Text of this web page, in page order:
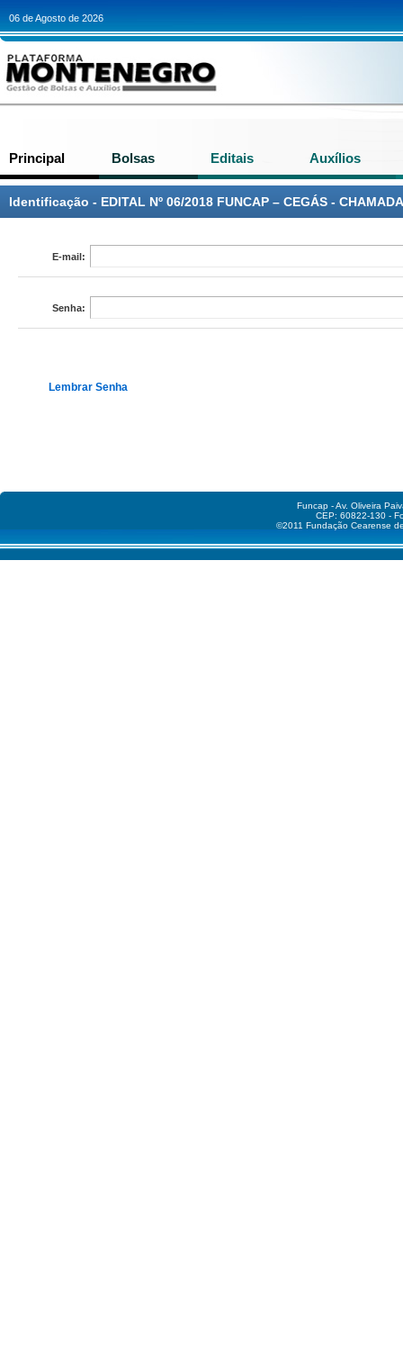
Funcap - Av. Oliveira
CEP: 60822-130 -
©2011 Fundação Cearense